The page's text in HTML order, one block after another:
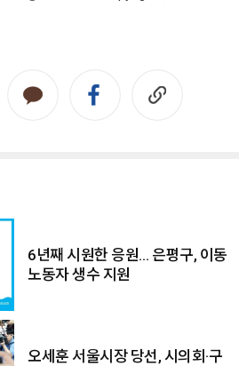
6년째 시원한 응원… 은평구, 이동
노동자 생수 지원
오세훈 서울시장 당선, 시의회·구